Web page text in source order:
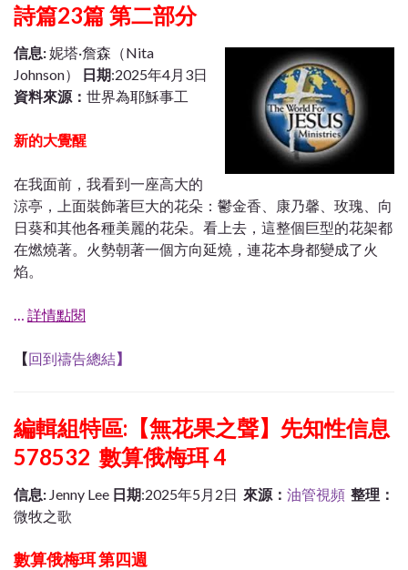
詩篇23篇 第二部分
信息:妮塔·詹森（Nita
Johnson）
日期:2025年4月3日
資料來源： 世界為耶穌事工
新的大覺醒
在我面前，我看到一座高大的
涼亭，上面裝飾著巨大的花朵：鬱金香、康乃馨、玫瑰、向
日葵和其他各種美麗的花朵。看上去，這整個巨型的花架都
在燃燒著。火勢朝著一個方向延燒，連花本身都變成了火
焰。
詳情點閱
【回到禱告總結】
編輯組特區:【無花果之聲】先知性信息
578532 數算俄梅珥 4
信息: Jenny Lee 日期:2025年5月2日 來源： 油管視頻 整理：
微牧之歌
數算俄梅珥 第四週